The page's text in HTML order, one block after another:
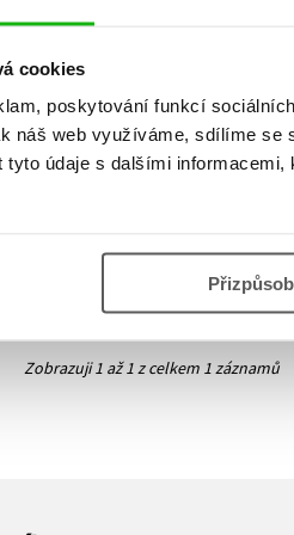
cookies
poskytování funkcí
náš web využíváme, sdílíme
tyto údaje s dalšími
Smyčka
Radek Gajdošík
Zobrazuji 1 až 1 z celkem 1 záznamů